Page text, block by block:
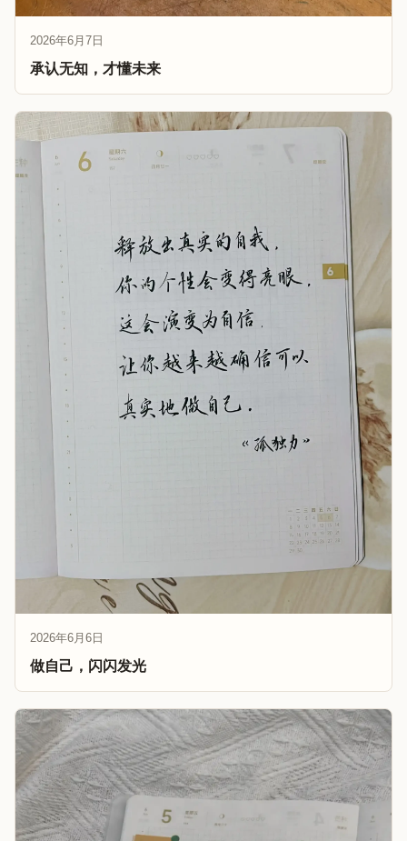
2026年6月7日
承认无知，才懂未来
2026年6月6日
做自己，闪闪发光